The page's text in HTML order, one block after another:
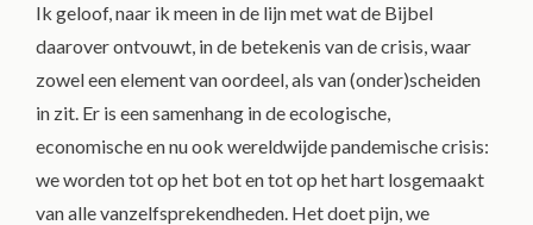
Ik geloof, naar ik meen in de lijn met wat de Bijbel
daarover ontvouwt, in de betekenis van de crisis, waar
zowel een element van oordeel, als van (onder)scheiden
in zit. Er is een samenhang in de ecologische,
economische en nu ook wereldwijde pandemische crisis:
we worden tot op het bot en tot op het hart losgemaakt
van alle vanzelfsprekendheden. Het doet pijn, we